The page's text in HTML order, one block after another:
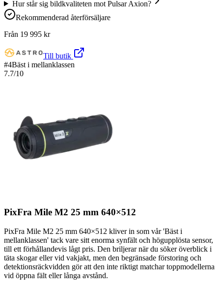
Hur står sig bildkvaliteten mot Pulsar Axion?
Rekommenderad återförsäljare
Från 19 995 kr
Till butik
#4Bäst i mellanklassen
7.7/10
PixFra Mile M2 25 mm 640×512
PixFra Mile M2 25 mm 640×512 kliver in som vår 'Bäst i
mellanklassen' tack vare sitt enorma synfält och högupplösta sensor,
till ett förhållandevis lågt pris. Den briljerar när du söker överblick i
täta skogar eller vid vakjakt, men den begränsade förstoring och
detektionsräckvidden gör att den inte riktigt matchar toppmodellerna
vid öppna fält eller långa avstånd.